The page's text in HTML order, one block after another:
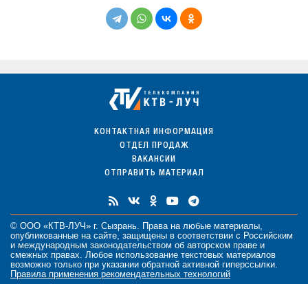
КОНТАКТНАЯ ИНФОРМАЦИЯ
ОТДЕЛ ПРОДАЖ
ВАКАНСИИ
ОТПРАВИТЬ МАТЕРИАЛ
© ООО «КТВ-ЛУЧ» г. Сызрань. Права на любые материалы,
опубликованные на сайте, защищены в соответствии с Российским
и международным законодательством об авторском праве и
смежных правах. Любое использование текстовых материалов
возможно только при указании обратной активной гиперссылки.
Правила применения рекомендательных технологий